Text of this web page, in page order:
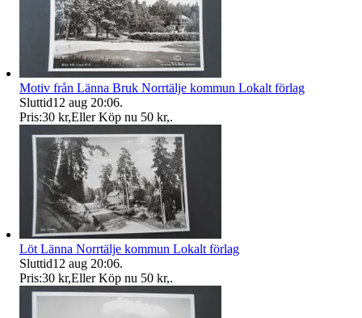
Motiv från Länna Bruk Norrtälje kommun Lokalt förlag
Sluttid12 aug 20:06.
Pris:30 kr,Eller Köp nu 50 kr,.
Löt Länna Norrtälje kommun Lokalt förlag
Sluttid12 aug 20:06.
Pris:30 kr,Eller Köp nu 50 kr,.